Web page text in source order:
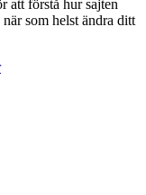
att förstå hur sajten
som helst ändra ditt